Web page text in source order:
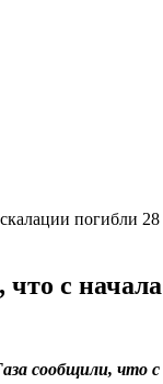
с
сообщили, что